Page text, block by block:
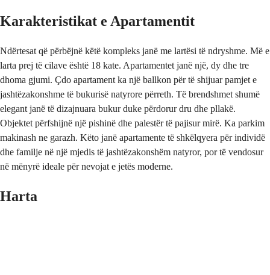
Karakteristikat e Apartamentit
Ndërtesat që përbëjnë këtë kompleks janë me lartësi të ndryshme. Më e
larta prej të cilave është 18 kate. Apartamentet janë një, dy dhe tre
dhoma gjumi. Çdo apartament ka një ballkon për të shijuar pamjet e
jashtëzakonshme të bukurisë natyrore përreth. Të brendshmet shumë
elegant janë të dizajnuara bukur duke përdorur dru dhe pllakë.
Objektet përfshijnë një pishinë dhe palestër të pajisur mirë. Ka parkim
makinash ne garazh. Këto janë apartamente të shkëlqyera për individë
dhe familje në një mjedis të jashtëzakonshëm natyror, por të vendosur
në mënyrë ideale për nevojat e jetës moderne.
Harta